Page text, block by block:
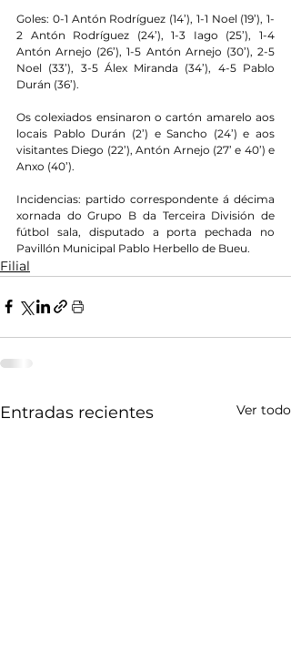
Goles: 0-1 Antón Rodríguez (14’), 1-1 Noel (19’), 1-
2 Antón Rodríguez (24’), 1-3 Iago (25’), 1-4
Antón Arnejo (26’), 1-5 Antón Arnejo (30’), 2-5
Noel (33’), 3-5 Álex Miranda (34’), 4-5 Pablo
Durán (36’).
Os colexiados ensinaron o cartón amarelo aos
locais Pablo Durán (2’) e Sancho (24’) e aos
visitantes Diego (22’), Antón Arnejo (27’ e 40’) e
Anxo (40’).
Incidencias: partido correspondente á décima
xornada do Grupo B da Terceira División de
fútbol sala, disputado a porta pechada no
Pavillón Municipal Pablo Herbello de Bueu.
Filial
Entradas recientes Ver todo